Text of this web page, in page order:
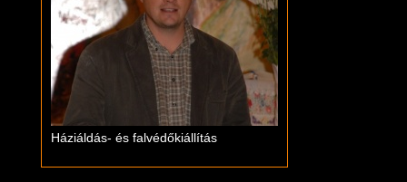
Háziáldás- és falvédőkiállítás